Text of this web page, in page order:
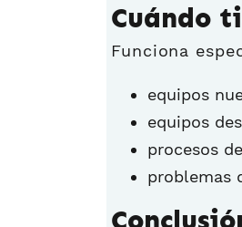
Cuándo
Funciona
equipos
equipos
procesos
problemas